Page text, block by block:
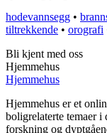
hodevannsegg •
tiltrekkende • orografi
Bli kjent med oss
Hjemmehus
Hjemmehus
Hjemmehus er et
boligrelaterte temaer i
forskning og